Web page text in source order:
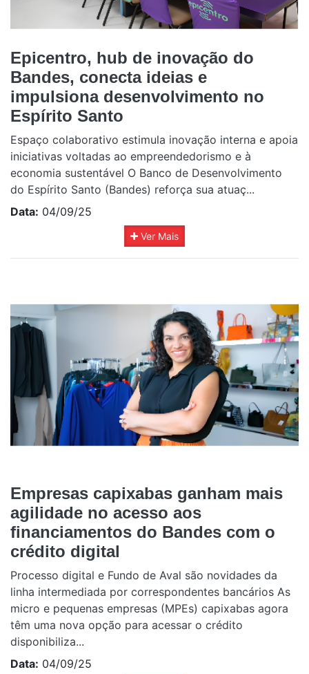
Epicentro, hub de inovação do
Bandes, conecta ideias e
impulsiona desenvolvimento no
Espírito Santo
Espaço colaborativo estimula inovação interna e apoia
iniciativas voltadas ao empreendedorismo e à
economia sustentável O Banco de Desenvolvimento
do Espírito Santo (Bandes) reforça sua atuaç...
Data: 04/09/25
Ver Mais
Empresas capixabas ganham mais
agilidade no acesso aos
financiamentos do Bandes com o
crédito digital
Processo digital e Fundo de Aval são novidades da
linha intermediada por correspondentes bancários As
micro e pequenas empresas (MPEs) capixabas agora
têm uma nova opção para acessar o crédito
disponibiliza...
Data: 04/09/25